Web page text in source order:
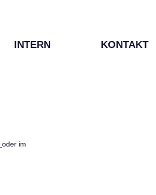
INTERN KONTAKT
oder im